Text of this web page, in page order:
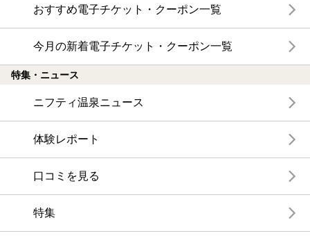
おすすめ電子チケット・クーポン一覧
今月の新着電子チケット・クーポン一覧
特集・ニュース
ニフティ温泉ニュース
体験レポート
口コミを見る
特集